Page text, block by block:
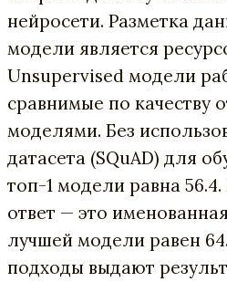
нейросети. Разметка
модели является
Unsupervised модели
сравнимые по качеству
моделями. Без
датасета (SQuAD) для
топ-1 модели равна 56.4.
ответ — это
лучшей модели равен
подходы выдают